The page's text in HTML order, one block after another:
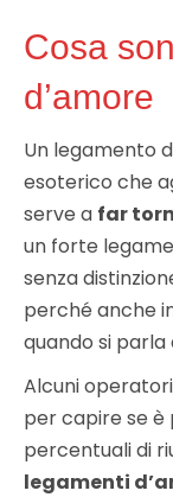
Cosa
d’amore
Un legamento
esoterico che
serve a far
un forte
senza
perché anche
quando si parla
Alcuni
per capire se è
percentuali di
legamenti